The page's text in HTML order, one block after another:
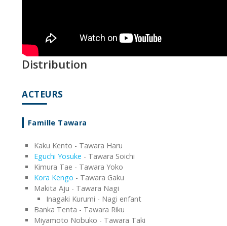
Distribution
ACTEURS
Famille Tawara
Kaku Kento - Tawara Haru
Eguchi Yosuke - Tawara Soichi
Kimura Tae - Tawara Yoko
Kora Kengo - Tawara Gaku
Makita Aju - Tawara Nagi
Inagaki Kurumi - Nagi enfant
Banka Tenta - Tawara Riku
Miyamoto Nobuko - Tawara Taki